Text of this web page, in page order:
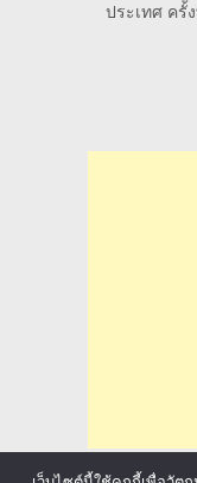
ประเทศ ครั้